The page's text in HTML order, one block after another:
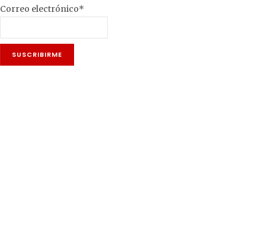
Correo electrónico*